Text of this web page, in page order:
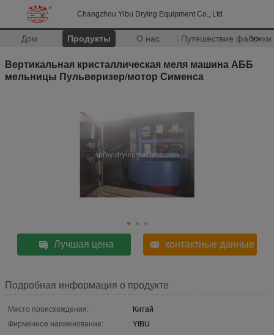
Changzhou Yibu Drying Equipment Co., Ltd
Дом Продукты О нас Путешествие фабрики
>>
Вертикальная кристаллическая меля машина АББ
мельницы Пульверизер/мотор Сименса
Лучшая цена контактные данные
Подробная информация о продукте
Место происхождения:
Китай
Фирменное наименование:
YIBU